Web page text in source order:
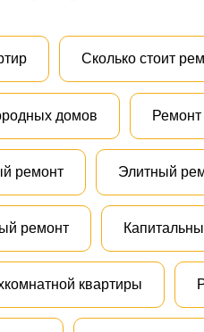
Сколько стоит
домов
ремонт Элитный
ремонт
квартиры